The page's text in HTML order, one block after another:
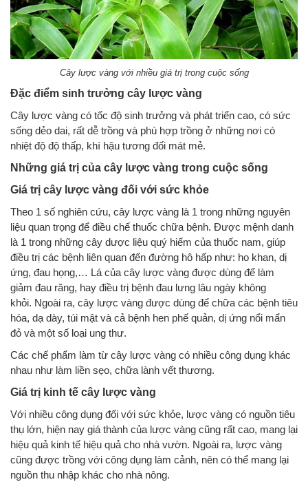
Cây lược vàng với nhiều giá trị trong cuộc sống
Đặc điểm sinh trưởng cây lược vàng
Cây lược vàng có tốc độ sinh trưởng và phát triển cao, có sức
sống dẻo dai, rất dễ trồng và phù hợp trồng ở những nơi có
nhiệt độ độ thấp, khí hậu tương đối mát mẻ.
Những giá trị của cây lược vàng trong cuộc sống
Giá trị cây lược vàng đối với sức khỏe
Theo 1 số nghiên cứu, cây lược vàng là 1 trong những nguyên
liệu quan trọng để điều chế thuốc chữa bệnh. Được mệnh danh
là 1 trong những cây dược liệu quý hiếm của thuốc nam, giúp
điều trị các bệnh liên quan đến đường hô hấp như: ho khan, dị
ứng, đau họng,… Lá của cây lược vàng được dùng để làm
giảm đau răng, hay điều trị bệnh đau lưng lâu ngày không
khỏi. Ngoài ra, cây lược vàng được dùng để chữa các bệnh tiêu
hóa, dạ dày, túi mật và cả bệnh hen phế quản, dị ứng nổi mẩn
đỏ và một số loại ung thư.
Các chế phẩm làm từ cây lược vàng có nhiều công dụng khác
nhau như làm liền sẹo, chữa lành vết thương.
Giá trị kinh tế cây lược vàng
Với nhiều công dụng đối với sức khỏe, lược vàng có nguồn tiêu
thụ lớn, hiện nay giá thành của lược vàng cũng rất cao, mang lại
hiệu quả kinh tế hiệu quả cho nhà vườn. Ngoài ra, lược vàng
cũng được trồng với công dụng làm cảnh, nên có thể mang lại
nguồn thu nhập khác cho nhà nông.